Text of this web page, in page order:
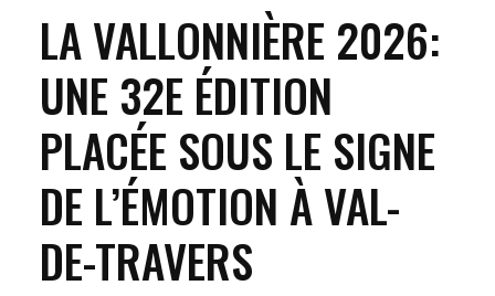
LA VALLONNIÈRE 2026:
UNE 32E ÉDITION
PLACÉE SOUS LE SIGNE
DE L’ÉMOTION À VAL-
DE-TRAVERS